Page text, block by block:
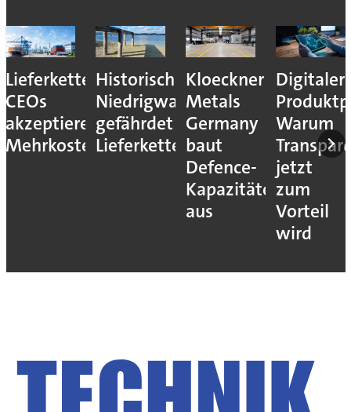
Lieferkettenresilienz:
CEOs
akzeptieren
Mehrkosten
Historisches
Niedrigwasser
gefährdet
Lieferketten
Kloeckner
Metals
Germany
baut
Defence-
Kapazitäten
aus
Digitaler
Warum
jetzt
zum
Vorteil
wird